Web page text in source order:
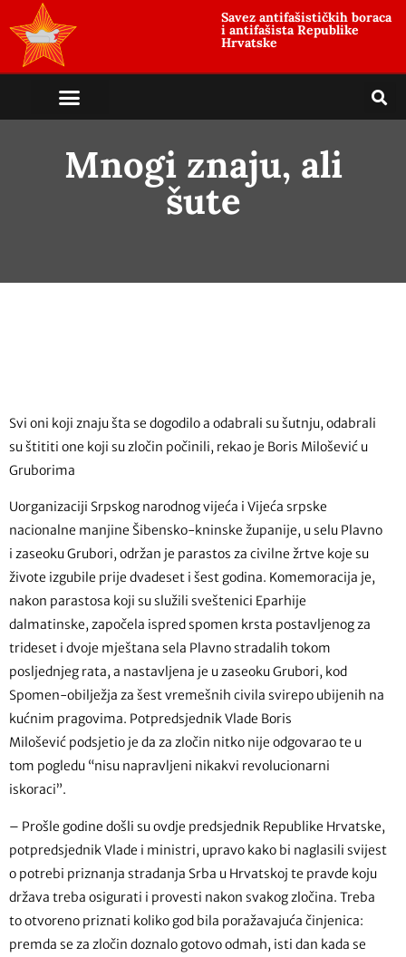
Savez antifašističkih boraca
i antifašista Republike
Hrvatske
Mnogi znaju, ali
šute
Svi oni koji znaju šta se dogodilo a odabrali su šutnju, odabrali
su štititi one koji su zločin počinili, rekao je Boris Milošević u
Gruborima
Uorganizaciji Srpskog narodnog vijeća i Vijeća srpske
nacionalne manjine Šibensko-kninske županije, u selu Plavno
i zaseoku Grubori, održan je parastos za civilne žrtve koje su
živote izgubile prije dvadeset i šest godina. Komemoracija je,
nakon parastosa koji su služili sveštenici Eparhije
dalmatinske, započela ispred spomen krsta postavljenog za
trideset i dvoje mještana sela Plavno stradalih tokom
posljednjeg rata, a nastavljena je u zaseoku Grubori, kod
Spomen-obilježja za šest vremešnih civila svirepo ubijenih na
kućnim pragovima. Potpredsjednik Vlade Boris
Milošević podsjetio je da za zločin nitko nije odgovarao te u
tom pogledu “nisu napravljeni nikakvi revolucionarni
iskoraci”.
– Prošle godine došli su ovdje predsjednik Republike Hrvatske,
potpredsjednik Vlade i ministri, upravo kako bi naglasili svijest
o potrebi priznanja stradanja Srba u Hrvatskoj te pravde koju
država treba osigurati i provesti nakon svakog zločina. Treba
to otvoreno priznati koliko god bila poražavajuća činjenica:
premda se za zločin doznalo gotovo odmah, isti dan kada se